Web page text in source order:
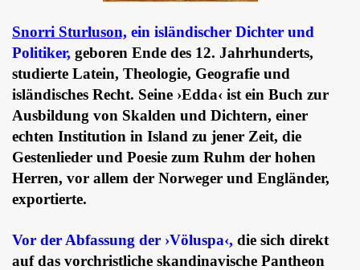
Snorri Sturluson, ein isländischer Dichter und
Politiker, geboren Ende des 12. Jahrhunderts,
studierte Latein, Theologie, Geografie und
isländisches Recht. Seine ›Edda‹ ist ein Buch zur
Ausbildung von Skalden und Dichtern, einer
echten Institution in Island zu jener Zeit, die
Gestenlieder und Poesie zum Ruhm der hohen
Herren, vor allem der Norweger und Engländer,
exportierte.
Vor der Abfassung der ›Völuspa‹, die sich direkt
auf das vorchristliche skandinavische Pantheon